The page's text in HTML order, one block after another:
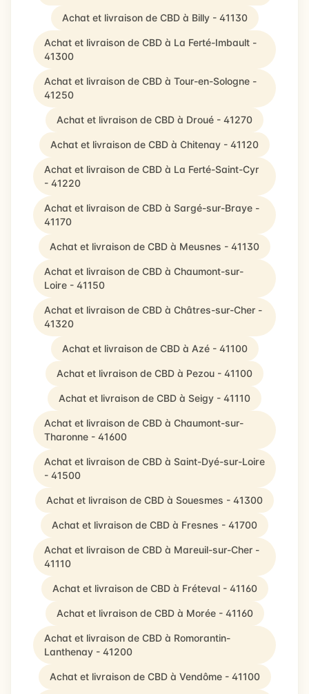
Achat et livraison de CBD à Billy - 41130
Achat et livraison de CBD à La Ferté-Imbault -
41300
Achat et livraison de CBD à Tour-en-Sologne -
41250
Achat et livraison de CBD à Droué - 41270
Achat et livraison de CBD à Chitenay - 41120
Achat et livraison de CBD à La Ferté-Saint-Cyr
- 41220
Achat et livraison de CBD à Sargé-sur-Braye -
41170
Achat et livraison de CBD à Meusnes - 41130
Achat et livraison de CBD à Chaumont-sur-
Loire - 41150
Achat et livraison de CBD à Châtres-sur-Cher -
41320
Achat et livraison de CBD à Azé - 41100
Achat et livraison de CBD à Pezou - 41100
Achat et livraison de CBD à Seigy - 41110
Achat et livraison de CBD à Chaumont-sur-
Tharonne - 41600
Achat et livraison de CBD à Saint-Dyé-sur-Loire
- 41500
Achat et livraison de CBD à Souesmes - 41300
Achat et livraison de CBD à Fresnes - 41700
Achat et livraison de CBD à Mareuil-sur-Cher -
41110
Achat et livraison de CBD à Fréteval - 41160
Achat et livraison de CBD à Morée - 41160
Achat et livraison de CBD à Romorantin-
Lanthenay - 41200
Achat et livraison de CBD à Vendôme - 41100